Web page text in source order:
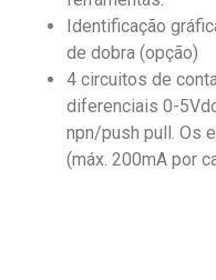
Identificação
de dobra (opção)
4 circuitos de
diferenciais 0-
npn/push pull. Os
(máx. 200mA por